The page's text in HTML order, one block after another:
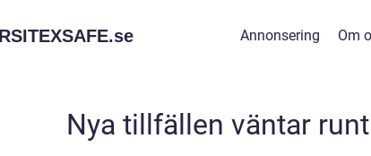
se Annonsering Om
Nya tillfällen väntar